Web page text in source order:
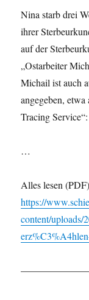
Nina starb drei
ihrer
auf der
„Ostarbeiter
Michail ist auch
angegeben,
Tracing Service“:
…
Alles lesen
https://
content/uploads/